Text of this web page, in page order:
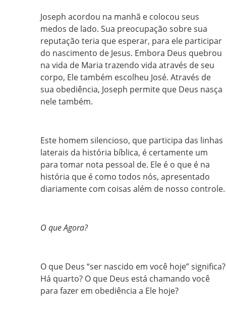
Joseph acordou na manhã e colocou seus
medos de lado. Sua preocupação sobre sua
reputação teria que esperar, para ele participar
do nascimento de Jesus. Embora Deus quebrou
na vida de Maria trazendo vida através de seu
corpo, Ele também escolheu José. Através de
sua obediência, Joseph permite que Deus nasça
nele também.
Este homem silencioso, que participa das linhas
laterais da história bíblica, é certamente um
para tomar nota pessoal de. Ele é o que é na
história que é como todos nós, apresentado
diariamente com coisas além de nosso controle.
O que Agora?
O que Deus “ser nascido em você hoje” significa?
Há quarto? O que Deus está chamando você
para fazer em obediência a Ele hoje?